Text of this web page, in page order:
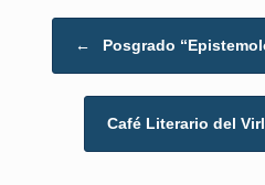
← Posgrado
Café Literario del